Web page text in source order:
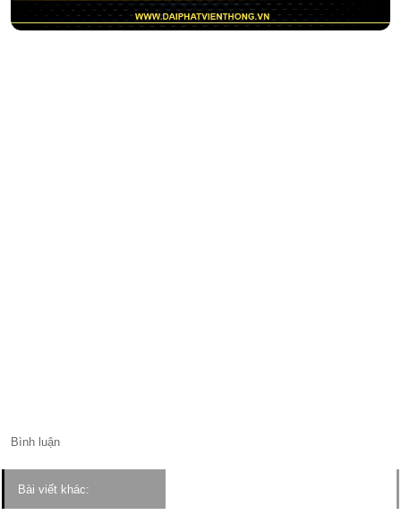
Bình luận
Bài viết khác: